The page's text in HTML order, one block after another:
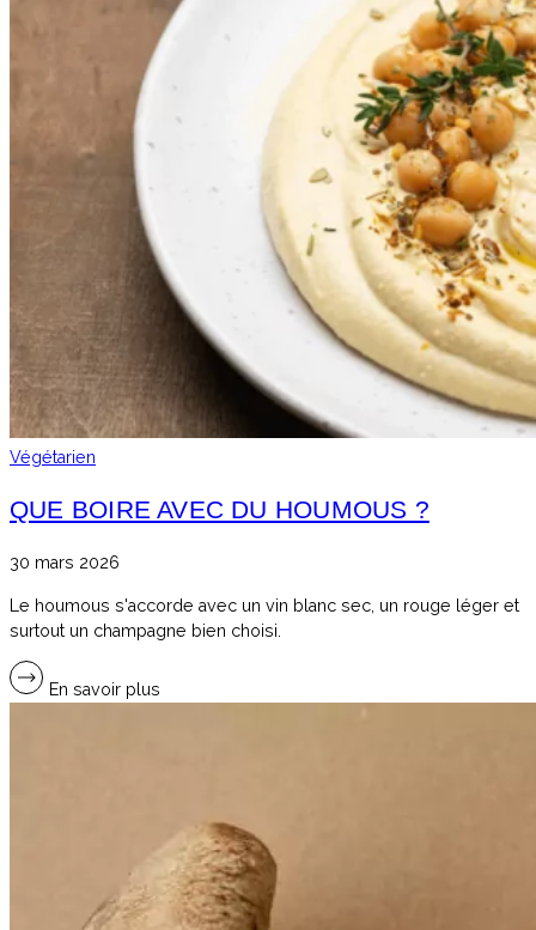
Végétarien
QUE BOIRE AVEC DU HOUMOUS ?
30 mars 2026
Le houmous s'accorde avec un vin blanc sec, un rouge léger et
surtout un champagne bien choisi.
En savoir plus